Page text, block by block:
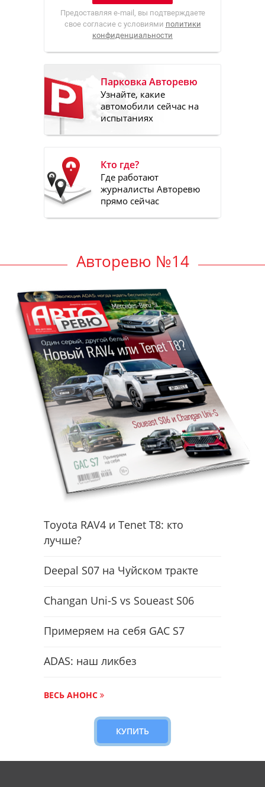
Предоставляя e-mail, вы подтверждаете
свое согласие с условиями политики
конфиденциальности
Парковка Авторевю
Узнайте, какие
автомобили сейчас на
испытаниях
Кто где?
Где работают
журналисты Авторевю
прямо сейчас
Авторевю №14
Toyota RAV4 и Tenet T8: кто
лучше?
Deepal S07 на Чуйском тракте
Changan Uni-S vs Soueast S06
Примеряем на себя GAC S7
ADAS: наш ликбез
ВЕСЬ АНОНС
КУПИТЬ